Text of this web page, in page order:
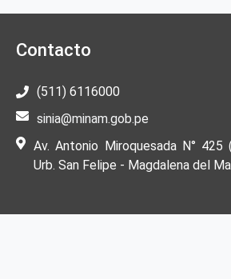
Contacto
(511) 6116000
sinia@minam.gob.pe
Av. Antonio Miroquesada N° 425
Urb. San Felipe - Magdalena del